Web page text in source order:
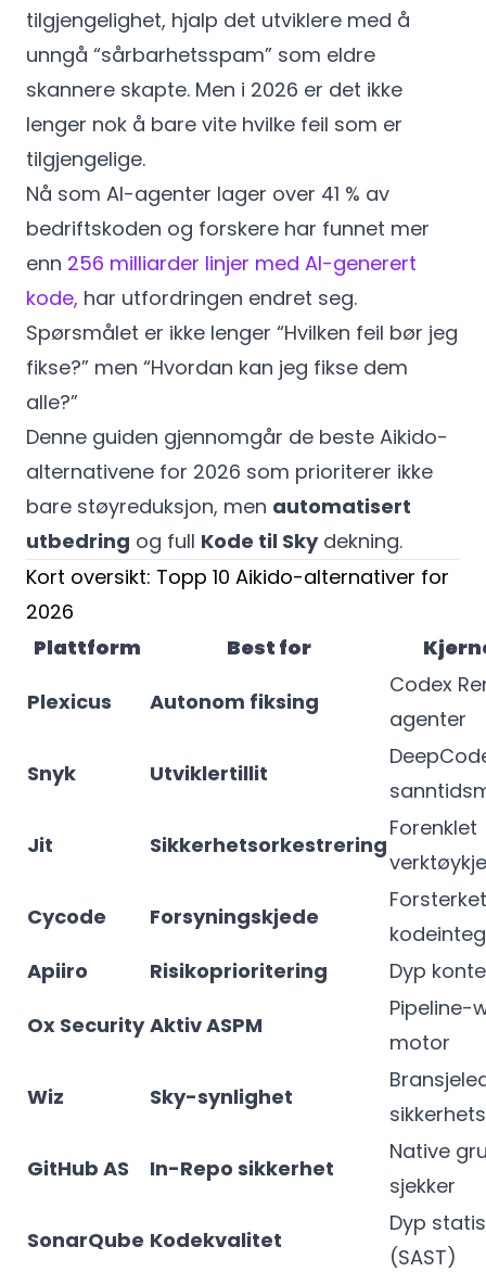
tilgjengelighet, hjalp det utviklere med å
unngå “sårbarhetsspam” som eldre
skannere skapte. Men i 2026 er det ikke
lenger nok å bare vite hvilke feil som er
tilgjengelige.
Nå som AI-agenter lager over 41 % av
bedriftskoden og forskere har funnet mer
enn 256 milliarder linjer med AI-generert
kode, har utfordringen endret seg.
Spørsmålet er ikke lenger “Hvilken feil bør jeg
fikse?” men “Hvordan kan jeg fikse dem
alle?”
Denne guiden gjennomgår de beste Aikido-
alternativene for 2026 som prioriterer ikke
bare støyreduksjon, men automatisert
utbedring og full Kode til Skydekning.
Kort oversikt: Topp 10 Aikido-alternativer for
2026
Plattform
Best for
Plexicus
Autonom fiksing
Codex
agenter
Snyk
Utviklertillit
Jit
Sikkerhetsorkestrering
Forenklet
Cycode
Forsyningskjede
Forsterket
Apiiro
Risikoprioritering
Dyp
Ox Security Aktiv ASPM
Pipeline-
motor
Wiz
Sky-synlighet
GitHub AS
In-Repo sikkerhet
Native
sjekker
SonarQube Kodekvalitet
Dyp
(SAST)